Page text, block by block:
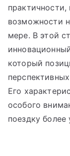
возможности
мере. В этой
который
Его
особого
поездку